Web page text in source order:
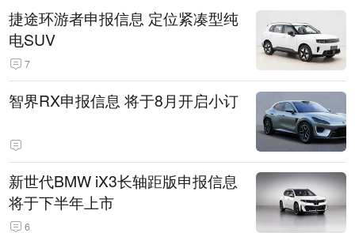
捷途环游者申报信息 定位紧凑型纯
电SUV
7
智界RX申报信息 将于8月开启小订
新世代BMW iX3长轴距版申报信息
将于下半年上市
6